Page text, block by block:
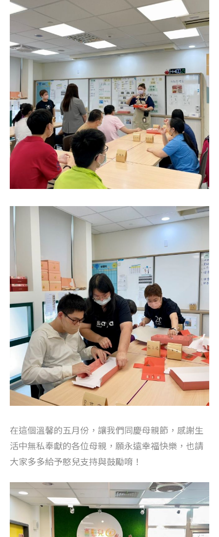
在這個溫馨的五月份，讓我們同慶母親節，感謝生
活中無私奉獻的各位母親，願永遠幸福快樂，也請
大家多多給予憨兒支持與鼓勵唷！